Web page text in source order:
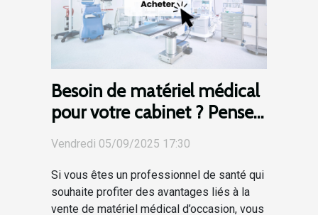
Besoin de matériel médical
pour votre cabinet ? Pensez
Vendredi 05/09/2025 17:30
Si vous êtes un professionnel de santé qui
souhaite profiter des avantages liés à la
vente de matériel médical d’occasion, vous